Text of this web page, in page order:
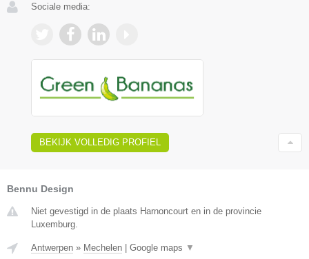
Sociale media:
BEKIJK VOLLEDIG PROFIEL
Bennu Design
Niet gevestigd in de plaats Harnoncourt en in de provincie
Luxemburg.
Antwerpen » Mechelen Google maps ▼